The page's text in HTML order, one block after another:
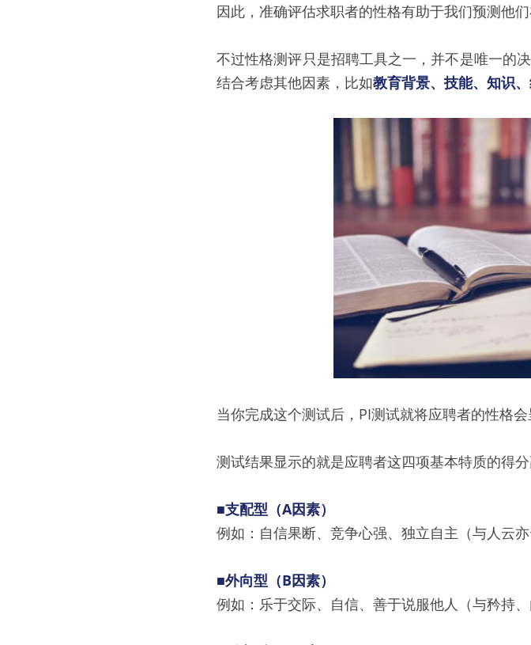
因此，准确评估求职者的性格有助于我们预测他
不过性格测评只是招聘工具之一，并不是唯一的
结合考虑其他因素，比如教育背景、技能、知识
当你完成这个测试后，PI测试就将应聘者的性格
测试结果显示的就是应聘者这四项基本特质的得
■支配型（A因素）
例如：自信果断、竞争心强、独立自主（与人云
■外向型（B因素）
例如：乐于交际、自信、善于说服他人（与矜持、